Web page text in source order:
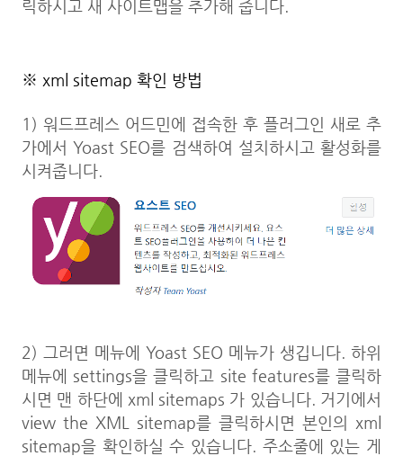
릭하시고 새 사이트맵을 추가해 줍니다.
※ xml sitemap 확인 방법
1) 워드프레스 어드민에 접속한 후 플러그인 새로 추
가에서 Yoast SEO를 검색하여 설치하시고 활성화를
시켜줍니다.
2) 그러면 메뉴에 Yoast SEO 메뉴가 생깁니다. 하위
메뉴에 settings을 클릭하고 site features를 클릭하
시면 맨 하단에 xml sitemaps 가 있습니다. 거기에서
view the XML sitemap를 클릭하시면 본인의 xml
sitemap을 확인하실 수 있습니다. 주소줄에 있는 게